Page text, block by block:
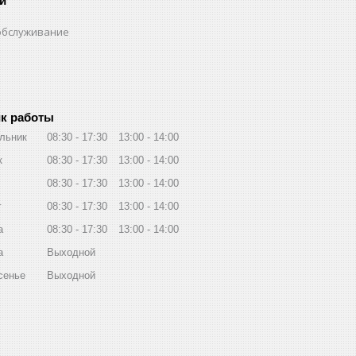
работы
08:30 17:30 13:00
14:00
08:30 17:30 13:00
14:00
08:30 17:30 13:00
14:00
08:30 17:30 13:00
14:00
08:30 17:30 13:00
14:00
Выходной
Выходной